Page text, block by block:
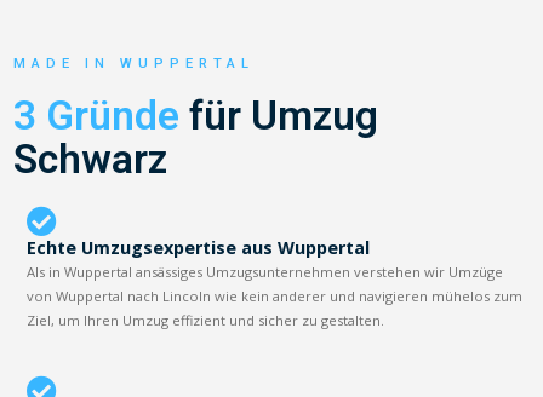
MADE IN WUPPERTAL
3 Gründe für Umzug
Schwarz
Echte Umzugsexpertise aus Wuppertal
Als in Wuppertal ansässiges Umzugsunternehmen verstehen wir Umzüge
von Wuppertal nach Lincoln wie kein anderer und navigieren mühelos zum
Ziel, um Ihren Umzug effizient und sicher zu gestalten.